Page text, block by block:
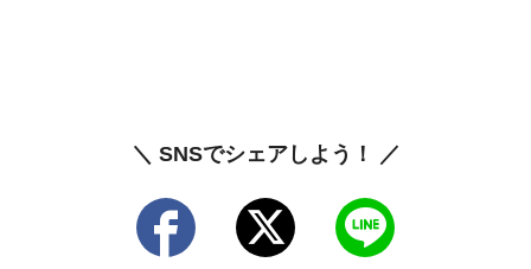
＼ SNSでシェアしよう！ ／